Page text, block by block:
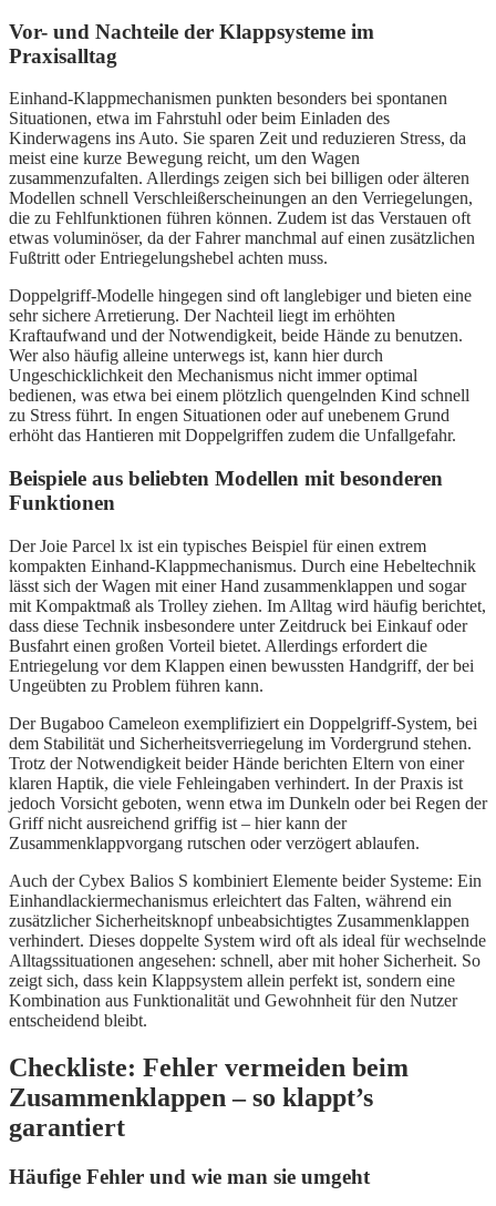
Vor- und Nachteile der Klappsysteme im
Praxisalltag
Einhand-Klappmechanismen punkten besonders bei spontanen
Situationen, etwa im Fahrstuhl oder beim Einladen des
Kinderwagens ins Auto. Sie sparen Zeit und reduzieren Stress, da
meist eine kurze Bewegung reicht, um den Wagen
zusammenzufalten. Allerdings zeigen sich bei billigen oder älteren
Modellen schnell Verschleißerscheinungen an den Verriegelungen,
die zu Fehlfunktionen führen können. Zudem ist das Verstauen oft
etwas voluminöser, da der Fahrer manchmal auf einen zusätzlichen
Fußtritt oder Entriegelungshebel achten muss.
Doppelgriff-Modelle hingegen sind oft langlebiger und bieten eine
sehr sichere Arretierung. Der Nachteil liegt im erhöhten
Kraftaufwand und der Notwendigkeit, beide Hände zu benutzen.
Wer also häufig alleine unterwegs ist, kann hier durch
Ungeschicklichkeit den Mechanismus nicht immer optimal
bedienen, was etwa bei einem plötzlich quengelnden Kind schnell
zu Stress führt. In engen Situationen oder auf unebenem Grund
erhöht das Hantieren mit Doppelgriffen zudem die Unfallgefahr.
Beispiele aus beliebten Modellen mit besonderen
Funktionen
Der Joie Parcel lx ist ein typisches Beispiel für einen extrem
kompakten Einhand-Klappmechanismus. Durch eine Hebeltechnik
lässt sich der Wagen mit einer Hand zusammenklappen und sogar
mit Kompaktmaß als Trolley ziehen. Im Alltag wird häufig berichtet,
dass diese Technik insbesondere unter Zeitdruck bei Einkauf oder
Busfahrt einen großen Vorteil bietet. Allerdings erfordert die
Entriegelung vor dem Klappen einen bewussten Handgriff, der bei
Ungeübten zu Problem führen kann.
Der Bugaboo Cameleon exemplifiziert ein Doppelgriff-System, bei
dem Stabilität und Sicherheitsverriegelung im Vordergrund stehen.
Trotz der Notwendigkeit beider Hände berichten Eltern von einer
klaren Haptik, die viele Fehleingaben verhindert. In der Praxis ist
jedoch Vorsicht geboten, wenn etwa im Dunkeln oder bei Regen der
Griff nicht ausreichend griffig ist – hier kann der
Zusammenklappvorgang rutschen oder verzögert ablaufen.
Auch der Cybex Balios S kombiniert Elemente beider Systeme: Ein
Einhandlackiermechanismus erleichtert das Falten, während ein
zusätzlicher Sicherheitsknopf unbeabsichtigtes Zusammenklappen
verhindert. Dieses doppelte System wird oft als ideal für wechselnde
Alltagssituationen angesehen: schnell, aber mit hoher Sicherheit. So
zeigt sich, dass kein Klappsystem allein perfekt ist, sondern eine
Kombination aus Funktionalität und Gewohnheit für den Nutzer
entscheidend bleibt.
Checkliste: Fehler vermeiden beim
Zusammenklappen – so klappt’s
garantiert
Häufige Fehler und wie man sie umgeht